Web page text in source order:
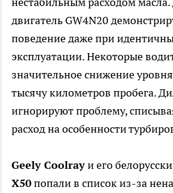
двигатель GW4N20
поведение даже при
эксплуатации. Некоторые
значительное снижение
тысячу километров пробега.
игнорируют проблему,
расход на особенности
Geely Coolrayи его
X50попали в список из-за